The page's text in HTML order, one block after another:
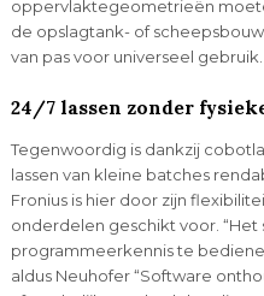
oppervlaktegeometrieën
de opslagtank- of
van pas voor universeel gebruik.
24/7 lassen zonder
Tegenwoordig is dankzij
lassen van kleine batches
Fronius is hier door zijn
onderdelen geschikt voor.
programmeerkennis te
aldus Neuhofer “Software